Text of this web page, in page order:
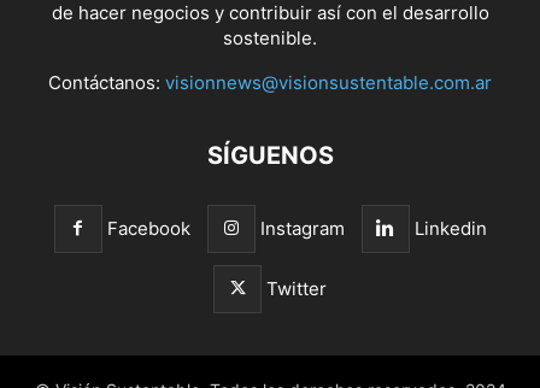
de hacer negocios y contribuir así con el desarrollo
sostenible.
Contáctanos: visionnews@visionsustentable.com.ar
SÍGUENOS
Facebook Instagram Linkedin
Twitter